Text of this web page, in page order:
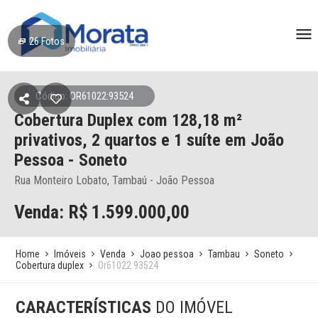
26Fotos
Código: OR61022:93524
Cobertura Duplex com 128,18 m²
privativos, 2 quartos e 1 suíte em João
Pessoa - Soneto
Rua Monteiro Lobato, Tambaú - João Pessoa
Venda: R$ 1.599.000,00
Home Imóveis Venda Joao pessoa Tambau
Soneto
Cobertura duplex
Or61022 93524
CARACTERÍSTICAS DO IMÓVEL